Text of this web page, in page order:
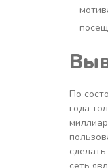
По
года